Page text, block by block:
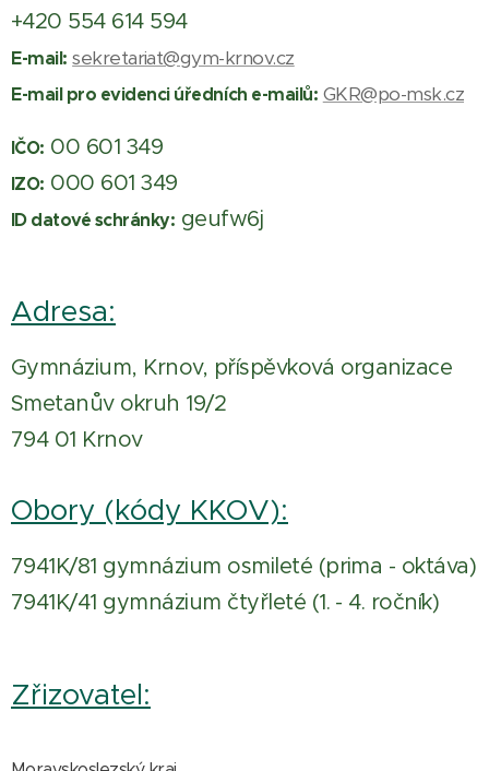
+420 554 614 594
E-mail: sekretariat@gym-krnov.cz
E-mail pro evidenci úředních e-mailů: GKR@po-msk.cz
IČO: 00 601 349
IZO: 000 601 349
ID datové schránky: geufw6j
Adresa:
Gymnázium, Krnov, příspěvková organizace
Smetanův okruh 19/2
794 01 Krnov
Obory (kódy KKOV):
7941K/81 gymnázium osmileté (prima - oktáva)
7941K/41 gymnázium čtyřleté (1. - 4. ročník)
Zřizovatel: